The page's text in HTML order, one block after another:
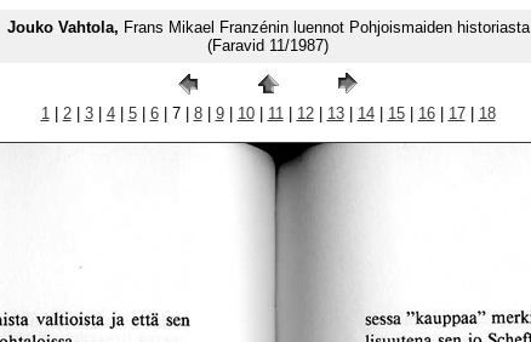
Jouko Vahtola, Frans Mikael Franzénin luennot Pohjoismaiden historiasta
(Faravid 11/1987)
1| 2| 3| 4| 5| 6| 7 | 8| 9| 10| 11| 12| 13| 14| 15| 16| 17| 18